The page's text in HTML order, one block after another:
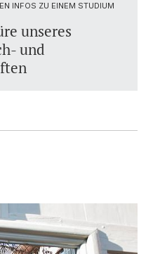
INFOS ZU EINEM STUDIUM
unseres
und